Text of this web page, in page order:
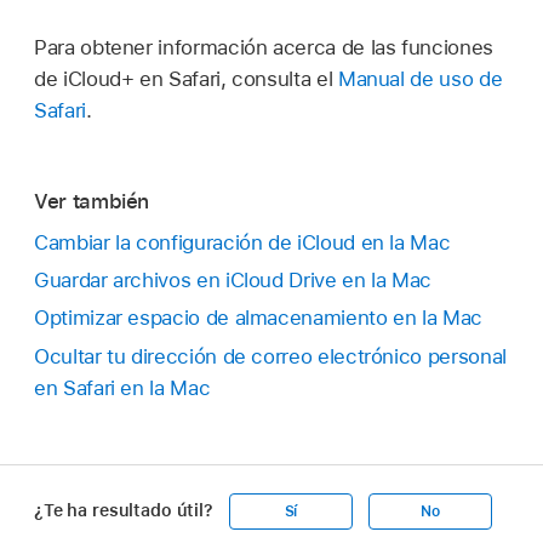
Para obtener información acerca de las funciones
de iCloud+ en Safari, consulta el Manual de uso de
Safari.
Ver también
Cambiar la configuración de iCloud en la Mac
Guardar archivos en iCloud Drive en la Mac
Optimizar espacio de almacenamiento en la Mac
Ocultar tu dirección de correo electrónico personal
en Safari en la Mac
¿Te ha resultado útil? Sí No